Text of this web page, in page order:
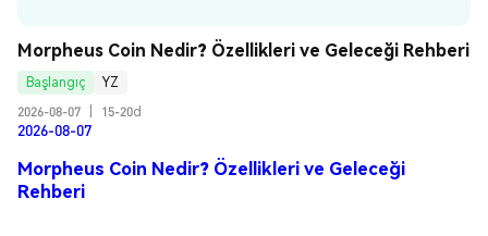
Morpheus Coin Nedir? Özellikleri ve Geleceği Rehberi
Başlangıç
YZ
2026-08-07
15-20d
2026-08-07
Morpheus Coin Nedir? Özellikleri ve Geleceği
Rehberi